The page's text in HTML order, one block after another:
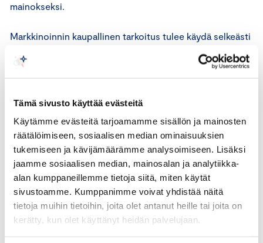
Tämä sivusto käyttää evästeitä
Käytämme evästeitä tarjoamamme sisällön ja mainosten
räätälöimiseen, sosiaalisen median ominaisuuksien
tukemiseen ja kävijämäärämme analysoimiseen. Lisäksi
jaamme sosiaalisen median, mainosalan ja analytiikka-
alan kumppaneillemme tietoja siitä, miten käytät
sivustoamme. Kumppanimme voivat yhdistää näitä
tietoja muihin tietoihin, joita olet antanut heille tai joita on
kerätty, kun olet käyttänyt heidän palvelujaan.
mainokseksi.
Markkinoinnin kaupallinen tarkoitus tulee käydä selkeästi
ilmi. Kuluttajaa ei tule johtaa harhaan menettelyn
kaupallisen luonteen osalta. Tuotteen markkinointia ei
tule naamioida esimerkiksi markkinatutkimukseksi,
kuluttajakyselyksi, käyttäjän tuottamaksi sisällöksi,
sosiaalisessa mediassa tai riippumattomaksi
ICC:n markkinointisääntöjen 23 artiklan toisen kappaleen
mukaan markkinoija on vastuussa kaikesta
markkinoinnistaan.